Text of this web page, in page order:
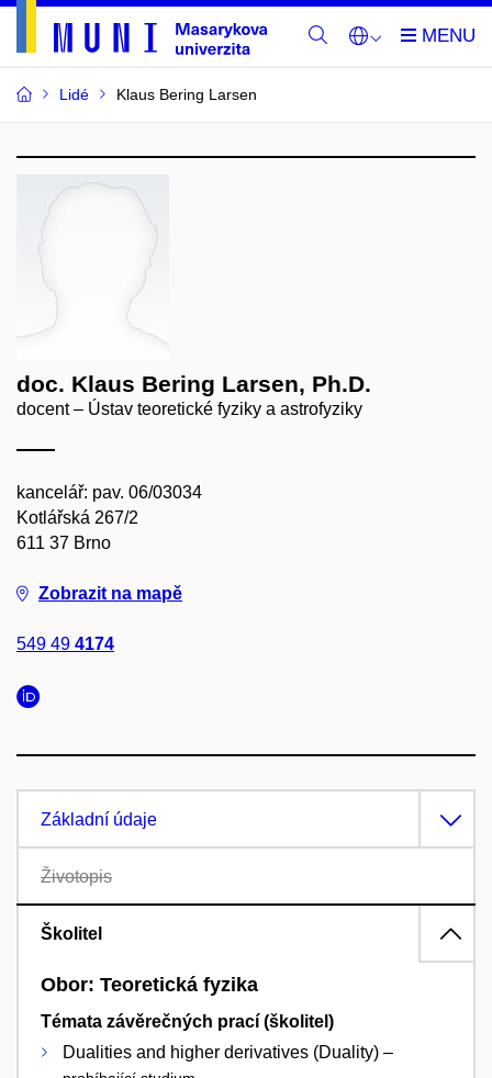
Lidé Klaus Bering Larsen
doc. Klaus Bering Larsen, Ph.D.
docent – Ústav teoretické fyziky a astrofyziky
kancelář: pav. 06/03034
Kotlářská 267/2
611 37 Brno
Zobrazit na mapě
549 49 4174
Základní údaje
Životopis
Školitel
Obor: Teoretická fyzika
Témata závěrečných prací (školitel)
Dualities and higher derivatives (Duality) –